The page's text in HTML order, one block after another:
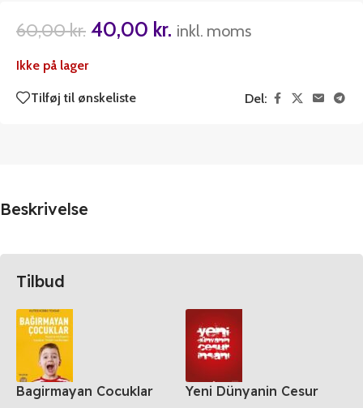
60,00kr. 40,00 kr. inkl. moms
Ikke på lager
Tilføj til ønskeliste Del:
Beskrivelse
Tilbud
Bagirmayan Cocuklar
Yeni Dünyanin Cesur